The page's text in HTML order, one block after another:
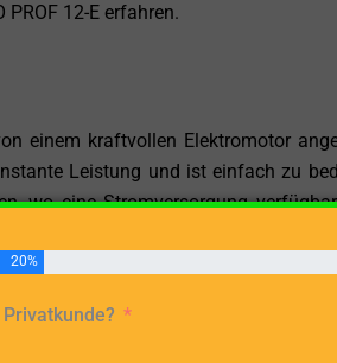
PROF 12-E erfahren.
einem kraftvollen Elektromotor
Leistung und ist einfach zu
wo eine Stromversorgung
in Werkstätten, Scheunen oder Gärten.
20%